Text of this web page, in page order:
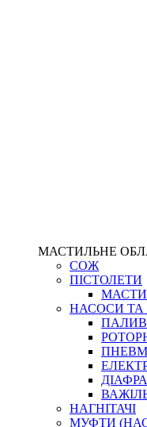
МАСТИЛЬНЕ
СОЖ
ПІСТОЛЕТИ
НАСОСИ
НАГНІТАЧІ
МУФТИ